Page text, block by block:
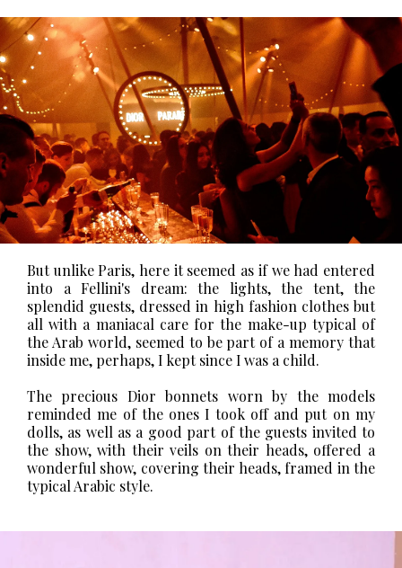
But unlike Paris, here it seemed as if we had entered
into a Fellini's dream: the lights, the tent, the
splendid guests, dressed in high fashion clothes but
all with a maniacal care for the make-up typical of
the Arab world, seemed to be part of a memory that
inside me, perhaps, I kept since I was a child.
The precious Dior bonnets worn by the models
reminded me of the ones I took off and put on my
dolls, as well as a good part of the guests invited to
the show, with their veils on their heads, offered a
wonderful show, covering their heads, framed in the
typical Arabic style.